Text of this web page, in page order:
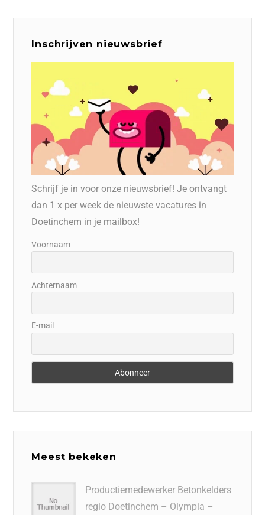
Inschrijven nieuwsbrief
Schrijf je in voor onze nieuwsbrief! Je ontvangt
dan 1 x per week de nieuwste vacatures in
Doetinchem in je mailbox!
Voornaam
Achternaam
E-mail
Meest bekeken
Productiemedewerker Betonkelders
regio Doetinchem – Olympia –